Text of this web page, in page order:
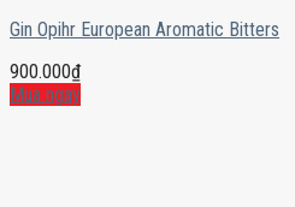
Gin Opihr European Aromatic Bitters
900.000₫
Mua ngay